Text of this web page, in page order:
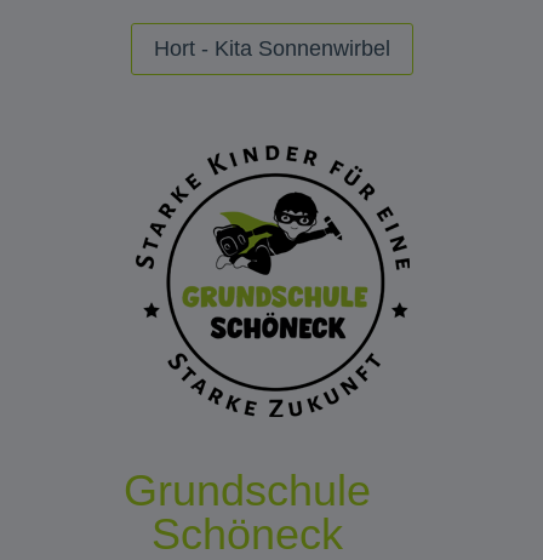
Hort - Kita Sonnenwirbel
Grundschule
Schöneck